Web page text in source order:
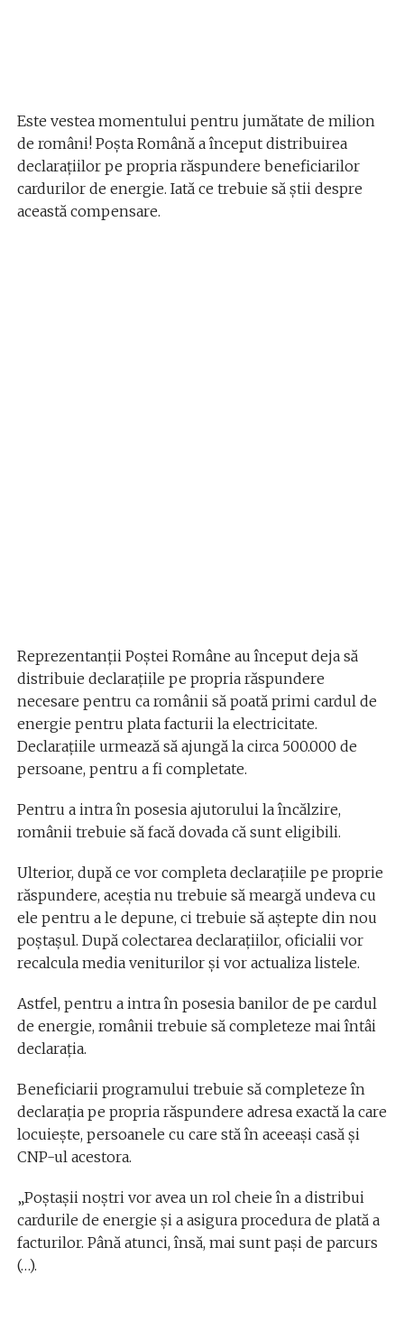
Este vestea momentului pentru jumătate de milion
de români! Poșta Română a început distribuirea
declarațiilor pe propria răspundere beneficiarilor
cardurilor de energie. Iată ce trebuie să știi despre
această compensare.
Reprezentanții Poștei Române au început deja să
distribuie declarațiile pe propria răspundere
necesare pentru ca românii să poată primi cardul de
energie pentru plata facturii la electricitate.
Declaraţiile urmează să ajungă la circa 500.000 de
persoane, pentru a fi completate.
Pentru a intra în posesia ajutorului la încălzire,
românii trebuie să facă dovada că sunt eligibili.
Ulterior, după ce vor completa declaraţiile pe proprie
răspundere, aceştia nu trebuie să meargă undeva cu
ele pentru a le depune, ci trebuie să aştepte din nou
poştaşul. După colectarea declarațiilor, oficialii vor
recalcula media veniturilor și vor actualiza listele.
Astfel, pentru a intra în posesia banilor de pe cardul
de energie, românii trebuie să completeze mai întâi
declaraţia.
Beneficiarii programului trebuie să completeze în
declarația pe propria răspundere adresa exactă la care
locuieşte, persoanele cu care stă în aceeaşi casă şi
CNP-ul acestora.
„Poștașii noștri vor avea un rol cheie în a distribui
cardurile de energie și a asigura procedura de plată a
facturilor. Până atunci, însă, mai sunt pași de parcurs
(…).